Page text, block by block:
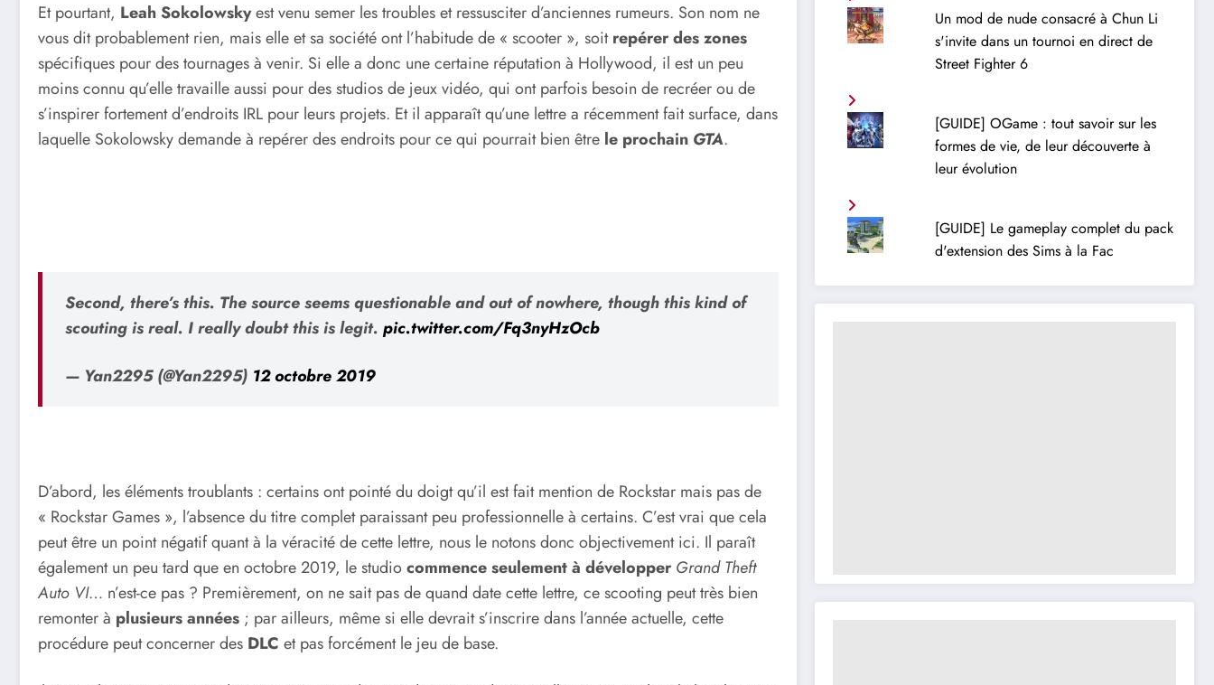
Et pourtant, Leah Sokolowskyest venu semer les troubles et ressusciter d’anciennes rumeurs. Son nom ne
vous dit probablement rien, mais elle et sa société ont l’habitude de « scooter », soitrepérer des zones
spécifiques pour des tournages à venir. Si elle a donc une certaine réputation à Hollywood, il est un peu
moins connu qu’elle travaille aussi pour des studios de jeux vidéo, qui ont parfois besoin de recréer ou de
s’inspirer fortement d’endroits IRL pour leurs projets. Et il apparaît qu’une lettre a récemment fait surface, dans
laquelle Sokolowsky demande à repérer des endroits pour ce qui pourrait bien être le prochain GTA.
Second, there’s this. The source seems questionable and out of nowhere, though this kind of
scouting is real. I really doubt this is legit. pic.twitter.com/Fq3nyHzOcb
— Yan2295 (@Yan2295) 12 octobre 2019
D’abord, les éléments troublants : certains ont pointé du doigt qu’il est fait mention de Rockstar mais pas de
« Rockstar Games », l’absence du titre complet paraissant peu professionnelle à certains. C’est vrai que cela
peut être un point négatif quant à la véracité de cette lettre, nous le notons donc objectivement ici. Il paraît
également un peu tard que en octobre 2019, le studiocommence seulement à développer Grand Theft
Auto VI… n’est-ce pas ? Premièrement, on ne sait pas de quand date cette lettre, ce scooting peut très bien
remonter à plusieurs années ; par ailleurs, même si elle devrait s’inscrire dans l’année actuelle, cette
procédure peut concerner des DLC et pas forcément le jeu de base.
Un mod de nude consacré à Chun Li
s'invite dans un tournoi en direct de
Street Fighter 6
[GUIDE] OGame : tout savoir sur les
formes de vie, de leur découverte à
leur évolution
[GUIDE] Le gameplay complet du pack
d'extension des Sims à la Fac